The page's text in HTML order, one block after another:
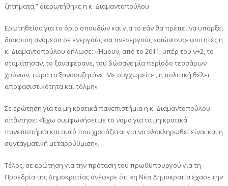
ζητήματα;” διερωτήθηκε η κ. Διαμαντοπούλου.
Ερωτηθείσα για το όριο σπουδών και για το εάν θα πρέπει να υπάρξει
διάκριση ανάμεσα σε ενεργούς και ανενεργούς «αιώνιους» φοιτητές η
κ. Διαμαντοπούλου δήλωσε: «Ήμουν, από το 2011, υπέρ του ν+2, το
σταμάτησαν, το ξαναφέρανε, του δώσανε μία περίοδο τεσσάρων
χρόνων, τώρα το ξανασυζητάνε. Με συγχωρείτε , η πολιτική θέλει
αποφασιστικότητα και τόλμη»
Σε ερώτηση για τα μη κρατικά πανεπιστήμια η κ. Διαμαντοπούλου
απάντησε: «Έχω συμφωνήσει με το νόμο για τα μη κρατικά
πανεπιστήμια και αυτό που χρειάζεται για να ολοκληρωθεί είναι και η
συνταγματική μεταρρύθμιση».
Τέλος, σε ερώτηση για την πρόταση του πρωθυπουργού για τη
Προεδρία της Δημοκρατίας ανέφερε ότι «η Νέα Δημοκρατία έχασε την